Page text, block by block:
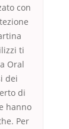
con
ti
Oral
dei
di
hanno
Per